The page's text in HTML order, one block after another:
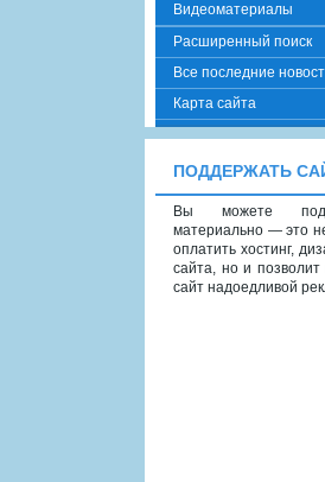
Видеоматериалы
Расширенный поиск
Все последние
Карта сайта
ПОДДЕРЖАТЬ
Вы можете
материально — это
оплатить хостинг,
сайта, но и
сайт надоедливой